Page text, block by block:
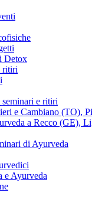
Detox
ritiri
e ritiri
e Cambiano (TO),
a Recco (GE),
di Ayurveda
e Ayurveda